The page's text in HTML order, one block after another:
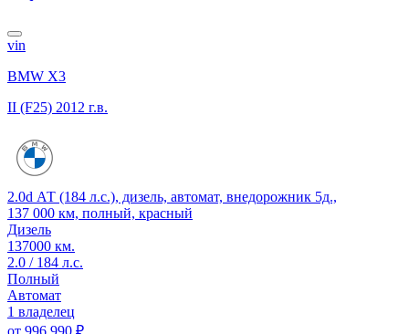
vin
BMW X3
II (F25) 2012 г.в.
2.0d АТ (184 л.с.), дизель, автомат, внедорожник 5д.,
137 000 км, полный, красный
Дизель
137000 км.
2.0 / 184 л.с.
Полный
Автомат
1 владелец
от 996 990 ₽